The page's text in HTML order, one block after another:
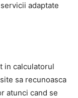
adaptate
in calculatorul
sa recunoasca
atunci cand se